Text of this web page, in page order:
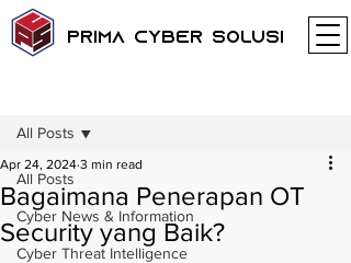
Prima Cyber Solusi
All Posts
Cyber News & Information
Cyber Threat Intelligence
All Posts
Bagaimana Penerapan OT
Security yang Baik?
Apr 24, 2024 3 min read